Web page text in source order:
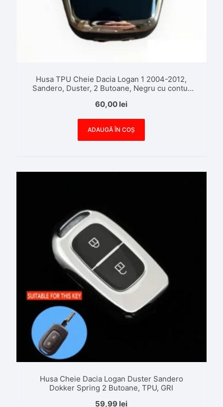
Husa TPU Cheie Dacia Logan 1 2004-2012,
Sandero, Duster, 2 Butoane, Negru cu contur
60,00 lei
ADAUGĂ ÎN COȘ
Husa Cheie Dacia Logan Duster Sandero
Dokker Spring 2 Butoane, TPU, GRI
59,99 lei